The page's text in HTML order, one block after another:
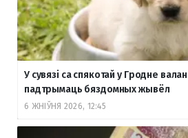
У сувязі са спякотай у Гродне
падтрымаць бяздомных жывёл
6 ЖНІЎНЯ 2026, 12:45